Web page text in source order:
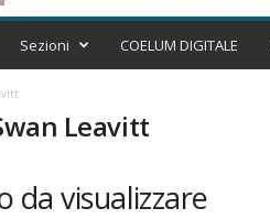
C
m
t
Sezioni COELUM DIGITALE
Leavitt
da visualizzare